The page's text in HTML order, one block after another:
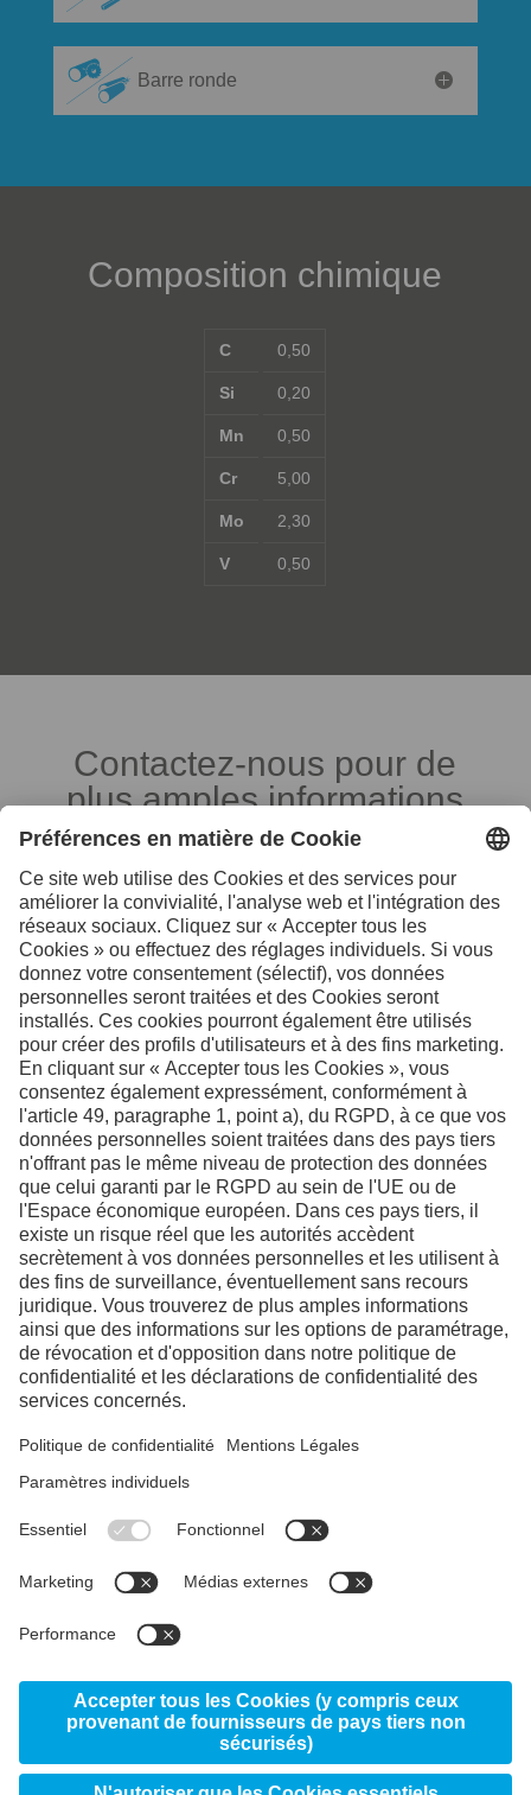
Barre ronde
Composition chimique
C
Si
Mn
Cr
Mo
V
0,50
0,20
0,50
5,00
2,30
0,50
Contactez-nous pour de
plus amples informations
Vos interlocuteurs en Suisse
Facebook
Instagram
LinkedIn
Vos interlocuteurs
voestalpine AG
voestalpine HPM Suisse SA
Centre de service
Wallisellen
eifeler
© 2026 voestalpine High Performance Metals Suisse